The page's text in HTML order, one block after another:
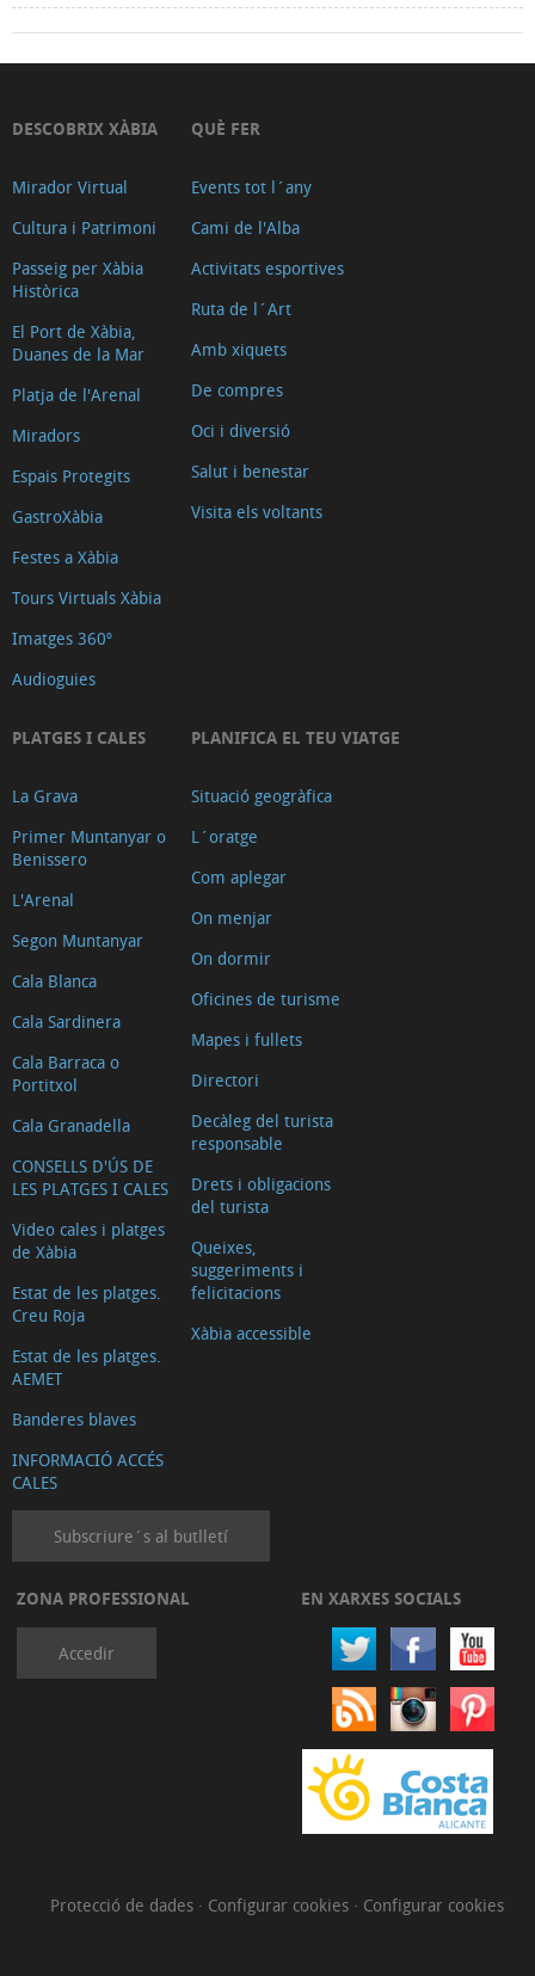
DESCOBRIX XÀBIA
Mirador Virtual
Cultura i Patrimoni
Passeig per Xàbia
Històrica
El Port de Xàbia,
Duanes de la Mar
Platja de l'Arenal
Miradors
Espais Protegits
GastroXàbia
Festes a Xàbia
Tours Virtuals Xàbia
Imatges 360º
Audioguies
QUÈ FER
Events tot l´any
Cami de l'Alba
Activitats esportives
Ruta de l´Art
Amb xiquets
De compres
Oci i diversió
Salut i benestar
Visita els voltants
PLATGES I CALES
La Grava
Primer Muntanyar o
Benissero
L'Arenal
Segon Muntanyar
Cala Blanca
Cala Sardinera
Cala Barraca o
Portitxol
Cala Granadella
CONSELLS D'ÚS DE
LES PLATGES I CALES
Video cales i platges
de Xàbia
Estat de les platges.
Creu Roja
Estat de les platges.
AEMET
Banderes blaves
INFORMACIÓ ACCÉS
CALES
PLANIFICA EL TEU VIATGE
Situació geogràfica
L´oratge
Com aplegar
On menjar
On dormir
Oficines de turisme
Mapes i fullets
Directori
Decàleg del turista
responsable
Drets i obligacions
del turista
Queixes,
suggeriments i
felicitacions
Xàbia accessible
Subscriure´s al butlletí
ZONA PROFESSIONAL
Accedir
EN XARXES SOCIALS
Protecció de dades · Configurar cookies · Configurar cookies